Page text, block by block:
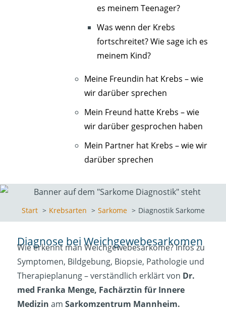
es meinem Teenager?
Was wenn der Krebs
fortschreitet? Wie sage ich es
meinem Kind?
Meine Freundin hat Krebs – wie
wir darüber sprechen
Mein Freund hatte Krebs – wie
wir darüber gesprochen haben
Mein Partner hat Krebs – wie wir
darüber sprechen
Start Krebsarten Sarkome Diagnostik Sarkome
Diagnose bei Weichgewebesarkomen
Wie erkennt man Weichgewebesarkome? Infos zu
Symptomen, Bildgebung, Biopsie, Pathologie und
Therapieplanung – verständlich erklärt von Dr.
med Franka Menge, Fachärztin für Innere
Medizin am Sarkomzentrum Mannheim.